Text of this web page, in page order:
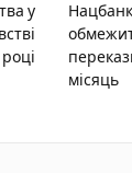
у
місяць